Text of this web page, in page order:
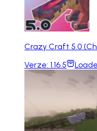
Crazy Craft 5.0
Verze: 1.16.5